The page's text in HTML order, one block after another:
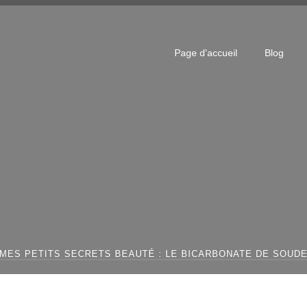
Page d'accueil Blog
MES PETITS SECRETS BEAUTÉ : LE BICARBONATE DE SOUDE